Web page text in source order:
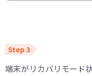
端末がリカバリモード